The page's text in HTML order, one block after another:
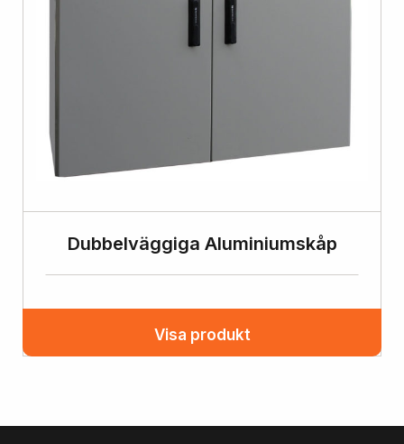
Dubbelväggiga Aluminiumskåp
Visa produkt